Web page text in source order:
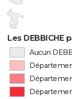
Les DEBBICHE
Aucun